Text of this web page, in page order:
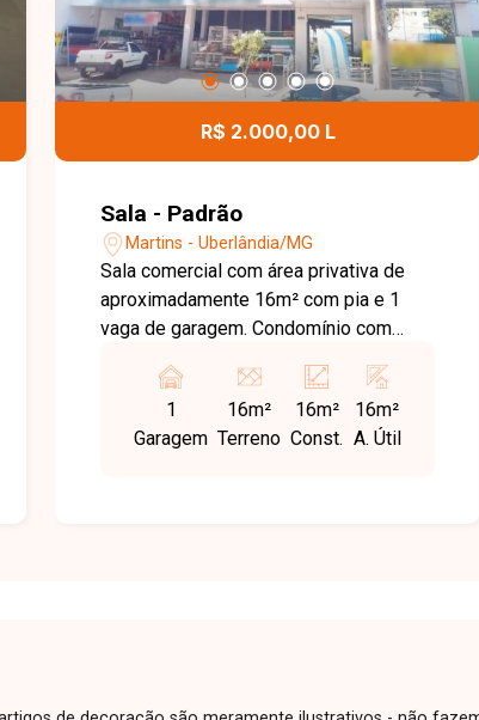
R$ 2.000,00 L
Sala - Padrão
Martins - Uberlândia/MG
Sala comercial com área privativa de
aproximadamente 16m² com pia e 1
vaga de garagem. Condomínio com
banheiros, vestiários, circuito de
câmeras e limpeza com valor
aproximado de R$ 2000,00.
1
Garagem
16m²
Terreno
16m²
Const.
16m²
A. Útil